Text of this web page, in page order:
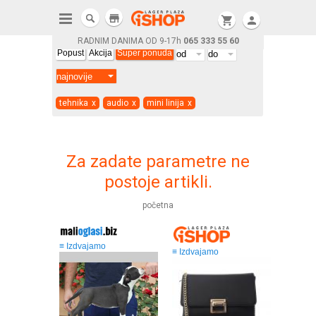
RADNIM DANIMA OD 9-17h 065 333 55 60
shopping_cart person
store
Popust Akcija Super ponuda
tehnika x audio x mini linija x
Za zadate parametre ne
postoje artikli.
početna